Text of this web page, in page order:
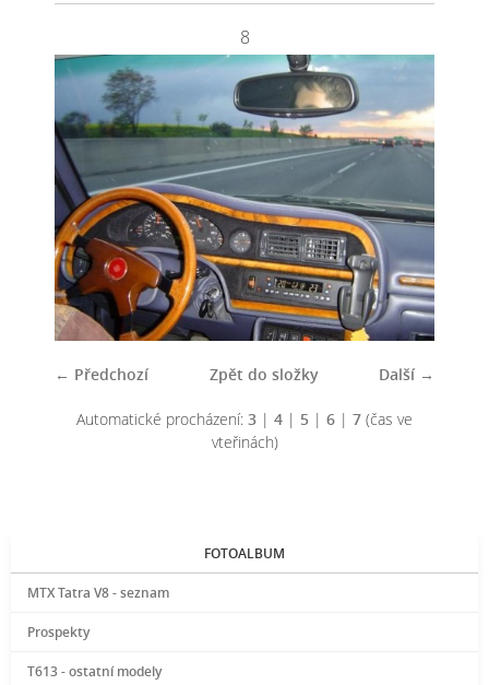
8
← Předchozí Další →
Zpět do složky
Automatické procházení: 3 | 4 | 5 | 6 | 7 (čas ve
vteřinách)
FOTOALBUM
MTX Tatra V8 - seznam
Prospekty
T613 - ostatní modely